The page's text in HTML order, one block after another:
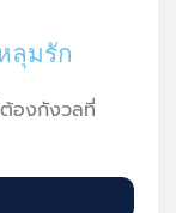
ลุมรัก
ต้องกังวลที่